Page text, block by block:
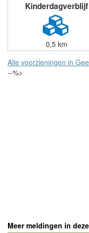
Kinderdagverblijf
0,5 km
Alle voorzieningen in
--%>
Meer meldingen in